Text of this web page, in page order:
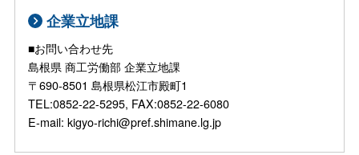
企業立地課
■お問い合わせ先
島根県 商工労働部 企業立地課
〒690-8501 島根県松江市殿町1
TEL:0852-22-5295, FAX:0852-22-6080
E-mail: kigyo-richi@pref.shimane.lg.jp